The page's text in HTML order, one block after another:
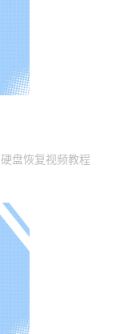
硬盘恢复视频教程